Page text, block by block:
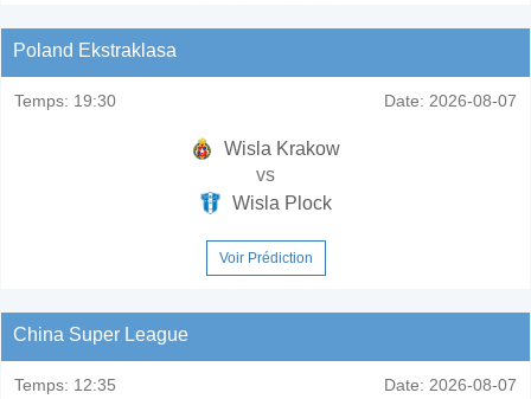
Poland Ekstraklasa
Temps: 19:30 Date: 2026-08-07
Wisla Krakow
vs
Wisla Plock
Voir Prédiction
China Super League
Temps: 12:35 Date: 2026-08-07